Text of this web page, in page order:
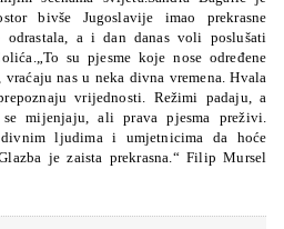
bivše Jugoslavije imao prekrasne
a i dan danas voli poslušati
su pjesme koje nose određene
nas u neka divna vremena. Hvala
vrijednosti. Režimi padaju, a
mijenjaju, ali prava pjesma preživi.
ljudima i umjetnicima da hoće
je zaista prekrasna.“ Filip Mursel